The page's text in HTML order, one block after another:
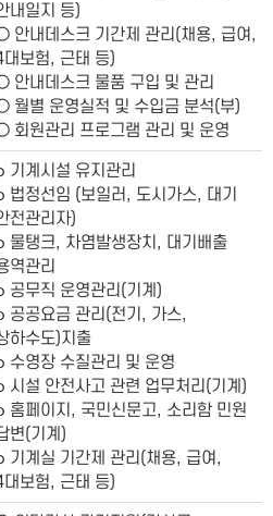
내일지 등)
안내데스크 기간제 관리(채용, 급여,
대보험, 근태 등)
안내데스크 물품 구입 및 관리
월별 운영실적 및 수입금 분석(부)
회원관리 프로그램 관리 및 운영
기계시설 유지관리
법정선임 (보일러, 도시가스, 대기
전관리자)
물탱크, 차염발생장치, 대기배출
역관리
공무직 운영관리(기계)
공공요금 관리(전기, 가스,
하수도)지출
수영장 수질관리 및 운영
시설 안전사고 관련 업무처리(기계)
홈페이지, 국민신문고, 소리함 민원
변(기계)
기계실 기간제 관리(채용, 급여,
대보험, 근태 등)